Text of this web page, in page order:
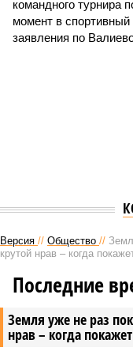
командного турнира
момент в спортивный
заявления по
Версия // Общество //
крутой нрав – когда
Земля уже не раз
нрав – когда
Последние